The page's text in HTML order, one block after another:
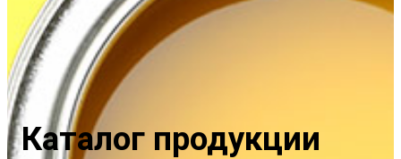
Каталог продукции